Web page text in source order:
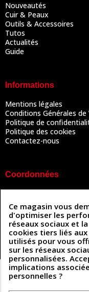
Nouveautés
Cuir & Peaux
Outils & Accessoires
Tutos
Actualités
Guide
Informations
Mentions légales
Conditions Générales de
Politique de
Politique des cookies
Contactez-nous
Coordonnées
81300 Graulhet
Cuirenstock
Ce magasin vous
d'optimiser les
réseaux sociaux et
cookies tiers liés
utilisés pour vous
sur les réseaux
personnalisées.
implications
personnelles ?